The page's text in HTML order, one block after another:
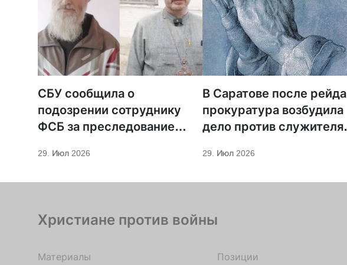
СБУ сообщила о
подозрении сотруднику
ФСБ за преследование
29. Июл 2026
В Саратове после рейда
прокуратура возбудила
дело против служителя
29. Июл 2026
Христиане против войны
Материалы Позиции